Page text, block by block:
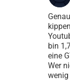
bin
eine
Wer